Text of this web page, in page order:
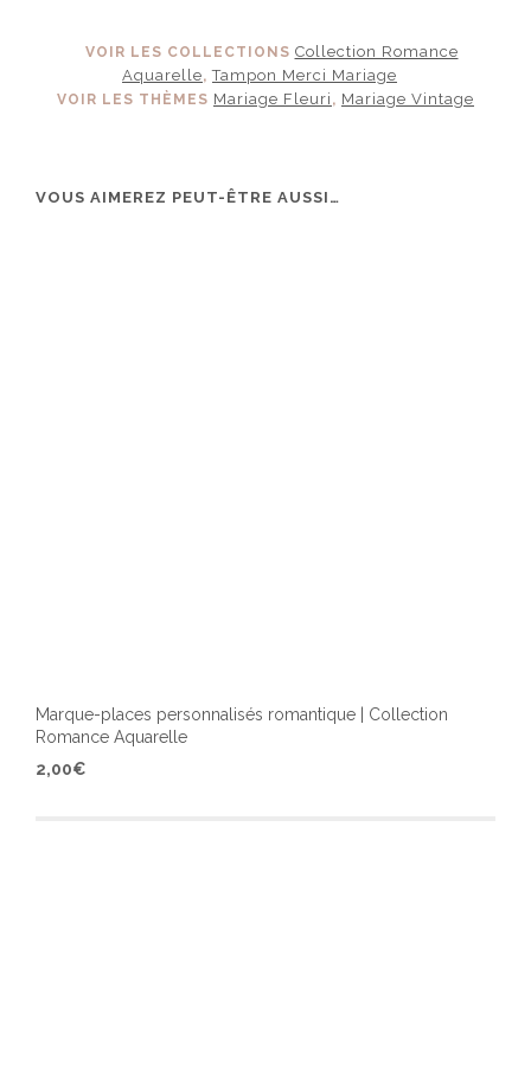
VOIR LES COLLECTIONS Collection Romance
Aquarelle,Tampon Merci Mariage
VOIR LES THÈMES Mariage Fleuri , Mariage Vintage
VOUS AIMEREZ PEUT-ÊTRE AUSSI…
Marque-places personnalisés romantique | Collection
Romance Aquarelle
2,00€